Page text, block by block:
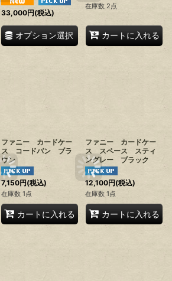
33,000円(税込)
オプション選択
在庫数 2点
カートに入れる
ファニー カードケー
ス コードバン ブラ
ウン
7,150円(税込)
在庫数 1点
カートに入れる
ファニー カードケー
ス スペース スティ
ングレー ブラック
12,100円(税込)
在庫数 1点
カートに入れる